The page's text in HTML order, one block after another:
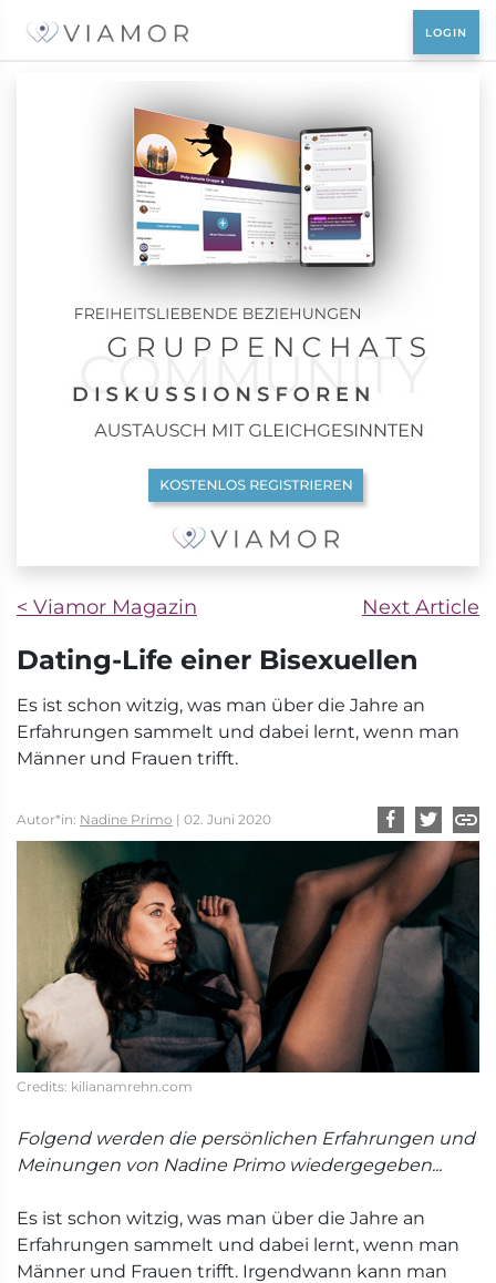
< Viamor Magazin Next Article
Dating-Life einer Bisexuellen
Es ist schon witzig, was man über die Jahre an
Erfahrungen sammelt und dabei lernt, wenn man
Männer und Frauen trifft.
Autor*in: Nadine Primo | 02. Juni 2020
Credits: kilianamrehn.com
Folgend werden die persönlichen Erfahrungen und
Meinungen von Nadine Primo wiedergegeben...
Es ist schon witzig, was man über die Jahre an
Erfahrungen sammelt und dabei lernt, wenn man
Männer und Frauen trifft. Irgendwann kann man